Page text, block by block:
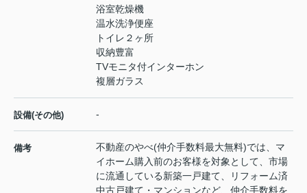
浴室乾燥機
温水洗浄便座
トイレ２ヶ所
収納豊富
TVモニタ付インターホン
複層ガラス
設備(その他) -
備考
不動産のやべ(仲介手数料最大無料)では、マ
イホーム購入前のお客様を対象として、市場
に流通している新築一戸建て、リフォーム済
中古戸建て・マンションなど、仲介手数料を